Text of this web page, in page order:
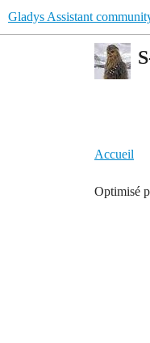
Gladys Assistant
Accueil
Optimisé